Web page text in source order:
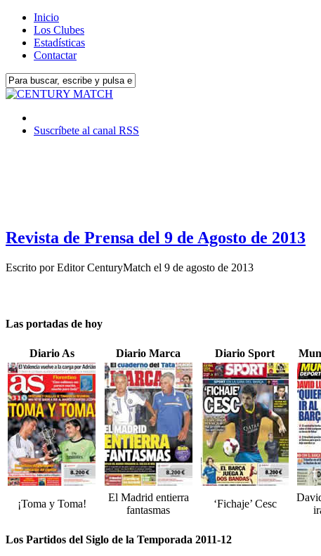
Inicio
Los Clubes
Estadísticas
Contactar
Suscríbete al canal RSS
Revista de Prensa del 9 de Agosto de 2013
Escrito porEditor CenturyMatch el 9 de agosto de 2013
Las portadas de hoy
Diario As Diario Marca Diario Sport
¡Toma y Toma!
El Madrid entierra
fantasmas
‘Fichaje’ Cesc
Los Partidos del Siglo de la Temporada 2011-12